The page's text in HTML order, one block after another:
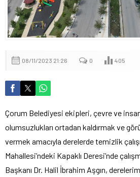
08/11/2023 21:26 0 405
Çorum Belediyesi ekipleri, çevre ve insan
olumsuzlukları ortadan kaldırmak ve
vermek amacıyla derelerde temizlik
Mahallesi’ndeki Kapaklı Deresi’nde
Başkanı Dr. Halil İbrahim Aşgın,